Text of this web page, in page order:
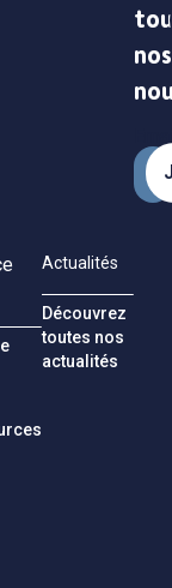
nos
Actualités
Découvrez
toutes nos
actualités